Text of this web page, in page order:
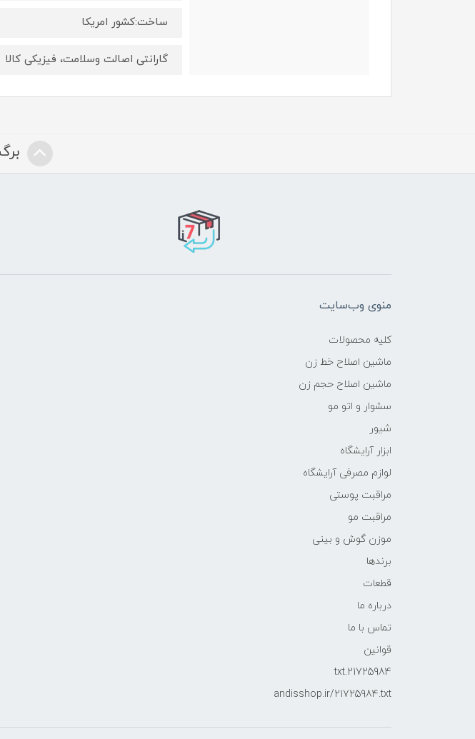
ساخت:کشور امریکا
گارانتی اصالت وسلامت، فیزیکی کالا
منوی وب‌سایت
کلیه محصولات
ماشین اصلاح خط زن
ماشین اصلاح حجم زن
سشوار و اتو مو
شیور
ابزار آرایشگاه
لوازم مصرفی آرایشگاه
مراقبت پوستی
مراقبت مو
موزن گوش و بینی
برندها
قطعات
درباره ما
تماس با ما
قوانین
21725984.txt
andisshop.ir/21725984.txt